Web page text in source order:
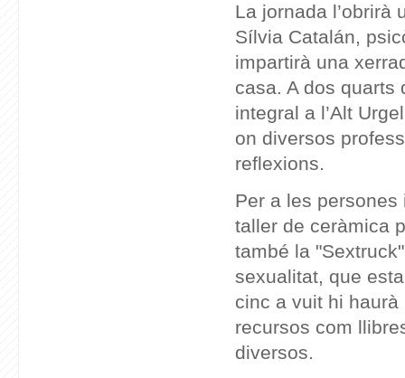
La jornada l’obrirà
Sílvia Catalán,
impartirà una
casa. A dos quarts
integral a l’Alt
on diversos
reflexions.
Per a les
taller de ceràmica
també la
sexualitat, que
cinc a vuit hi
recursos com
diversos.